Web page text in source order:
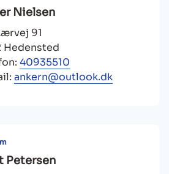
Nielsen
91
Hedensted
40935510
ankern@outlook.dk
Petersen